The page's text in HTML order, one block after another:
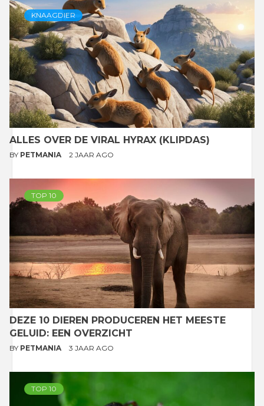
KNAAGDIER
ALLES OVER DE VIRAL HYRAX (KLIPDAS)
BY PETMANIA 2 JAAR AGO
TOP 10
DEZE 10 DIEREN PRODUCEREN HET MEESTE
GELUID: EEN OVERZICHT
BY PETMANIA 3 JAAR AGO
TOP 10